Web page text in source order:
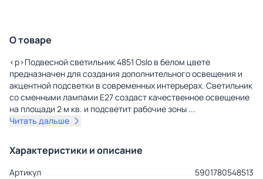
О товаре
<p>Подвесной светильник 4851 Oslo в белом цвете
предназначен для создания дополнительного освещения и
акцентной подсветки в современных интерьерах. Светильник
со сменными лампами E27 создаст качественное освещение
на площади 2 м кв. и подсветит рабочие зоны ...
Читать дальше
Характеристики и описание
Артикул
5901780548513